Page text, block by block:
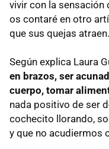
vivir con la sensación
os contaré en otro
que sus quejas atraen.
Según explica Laura
en brazos, ser
cuerpo, tomar
nada positivo de ser
cochecito llorando,
y que no acudiermos